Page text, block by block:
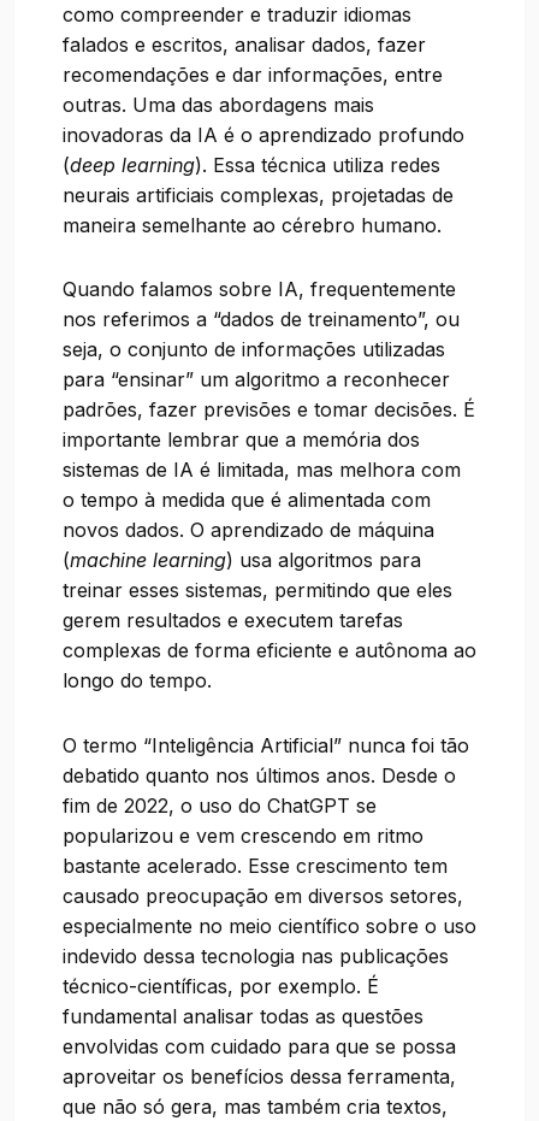
como compreender e traduzir idiomas
falados e escritos, analisar dados, fazer
recomendações e dar informações, entre
outras. Uma das abordagens mais
inovadoras da IA é o aprendizado profundo
(deep learning). Essa técnica utiliza redes
neurais artificiais complexas, projetadas de
maneira semelhante ao cérebro humano.
Quando falamos sobre IA, frequentemente
nos referimos a “dados de treinamento”, ou
seja, o conjunto de informações utilizadas
para “ensinar” um algoritmo a reconhecer
padrões, fazer previsões e tomar decisões. É
importante lembrar que a memória dos
sistemas de IA é limitada, mas melhora com
o tempo à medida que é alimentada com
novos dados. O aprendizado de máquina
(machine learning) usa algoritmos para
treinar esses sistemas, permitindo que eles
gerem resultados e executem tarefas
complexas de forma eficiente e autônoma ao
longo do tempo.
O termo “Inteligência Artificial” nunca foi tão
debatido quanto nos últimos anos. Desde o
fim de 2022, o uso do ChatGPT se
popularizou e vem crescendo em ritmo
bastante acelerado. Esse crescimento tem
causado preocupação em diversos setores,
especialmente no meio científico sobre o uso
indevido dessa tecnologia nas publicações
técnico-científicas, por exemplo. É
fundamental analisar todas as questões
envolvidas com cuidado para que se possa
aproveitar os benefícios dessa ferramenta,
que não só gera, mas também cria textos,